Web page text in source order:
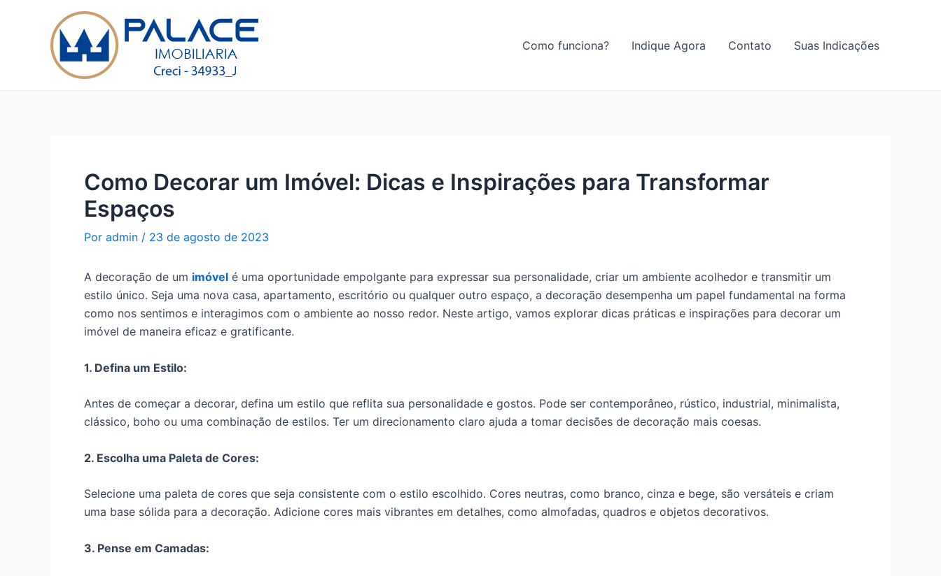
Como funciona? Indique Agora Contato Suas Indicações
Como Decorar um Imóvel: Dicas e Inspirações para Transformar
Espaços
Por admin / 23 de agosto de 2023
A decoração de um imóvel é uma oportunidade empolgante para expressar sua personalidade, criar um ambiente acolhedor e transmitir um
estilo único. Seja uma nova casa, apartamento, escritório ou qualquer outro espaço, a decoração desempenha um papel fundamental na forma
como nos sentimos e interagimos com o ambiente ao nosso redor. Neste artigo, vamos explorar dicas práticas e inspirações para decorar um
imóvel de maneira eficaz e gratificante.
1. Defina um Estilo:
Antes de começar a decorar, defina um estilo que reflita sua personalidade e gostos. Pode ser contemporâneo, rústico, industrial, minimalista,
clássico, boho ou uma combinação de estilos. Ter um direcionamento claro ajuda a tomar decisões de decoração mais coesas.
2. Escolha uma Paleta de Cores:
Selecione uma paleta de cores que seja consistente com o estilo escolhido. Cores neutras, como branco, cinza e bege, são versáteis e criam
uma base sólida para a decoração. Adicione cores mais vibrantes em detalhes, como almofadas, quadros e objetos decorativos.
3. Pense em Camadas:
navigation